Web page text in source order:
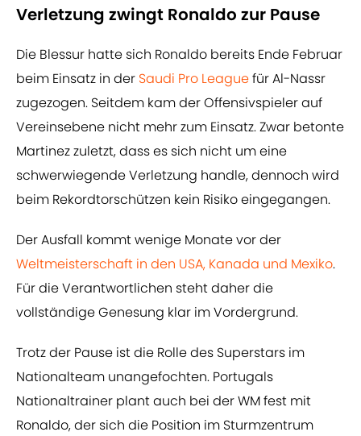
Verletzung zwingt Ronaldo zur Pause
Die Blessur hatte sich Ronaldo bereits Ende Februar
beim Einsatz in der Saudi Pro Leaguefür Al-Nassr
zugezogen. Seitdem kam der Offensivspieler auf
Vereinsebene nicht mehr zum Einsatz. Zwar betonte
Martinez zuletzt, dass es sich nicht um eine
schwerwiegende Verletzung handle, dennoch wird
beim Rekordtorschützen kein Risiko eingegangen.
Der Ausfall kommt wenige Monate vor der
Weltmeisterschaft in den USA, Kanada und Mexiko.
Für die Verantwortlichen steht daher die
vollständige Genesung klar im Vordergrund.
Trotz der Pause ist die Rolle des Superstars im
Nationalteam unangefochten. Portugals
Nationaltrainer plant auch bei der WM fest mit
Ronaldo, der sich die Position im Sturmzentrum